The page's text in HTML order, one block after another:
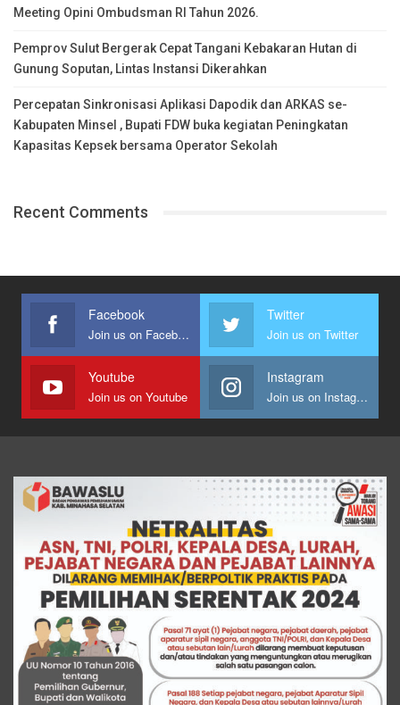
Meeting Opini Ombudsman RI Tahun 2026.
Pemprov Sulut Bergerak Cepat Tangani Kebakaran Hutan di
Gunung Soputan, Lintas Instansi Dikerahkan
Percepatan Sinkronisasi Aplikasi Dapodik dan ARKAS se-
Kabupaten Minsel , Bupati FDW buka kegiatan Peningkatan
Kapasitas Kepsek bersama Operator Sekolah
Recent Comments
Facebook
Join us on Facebook
Twitter
Join us on Twitter
Youtube
Join us on Youtube
Instagram
Join us on Instagram